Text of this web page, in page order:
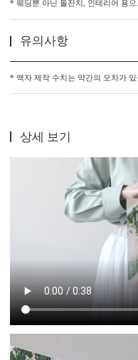
* 웨딩뿐 아닌 돌잔치, 인테리어 용으
유의사항
* 액자 제작 수치는 약간의 오차가
상세 보기